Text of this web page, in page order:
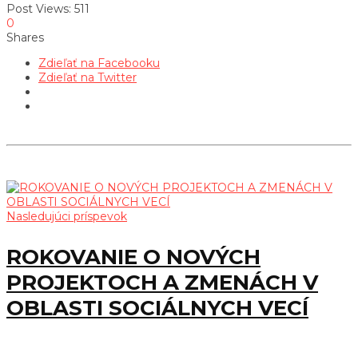
Post Views: 511
0
Shares
Zdieľať na Facebooku
Zdieľať na Twitter
Nasledujúci príspevok
ROKOVANIE O NOVÝCH
PROJEKTOCH A ZMENÁCH V
OBLASTI SOCIÁLNYCH VECÍ